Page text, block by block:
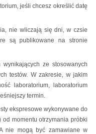
jeśli chcesz określić datę
nie wliczają się dni, w czsie
są publikowane na stronie
ze stosowanych
testów. W zakresie, w jakim
laboratorium, laboratorium
termin.
ekspresowe wykonywane do
momentu otrzymania próbki
nie mogą być zamawiane w